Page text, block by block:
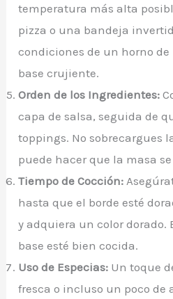
temperatura más alta
pizza o una bandeja
condiciones de un horno
base crujiente.
Orden de los Ingredientes:
capa de salsa, seguida de
toppings. No sobrecargues
puede hacer que la masa
Tiempo de Cocción:
hasta que el borde esté
y adquiera un color dorado.
base esté bien cocida.
Uso de Especias: Un toque
fresca o incluso un poco de